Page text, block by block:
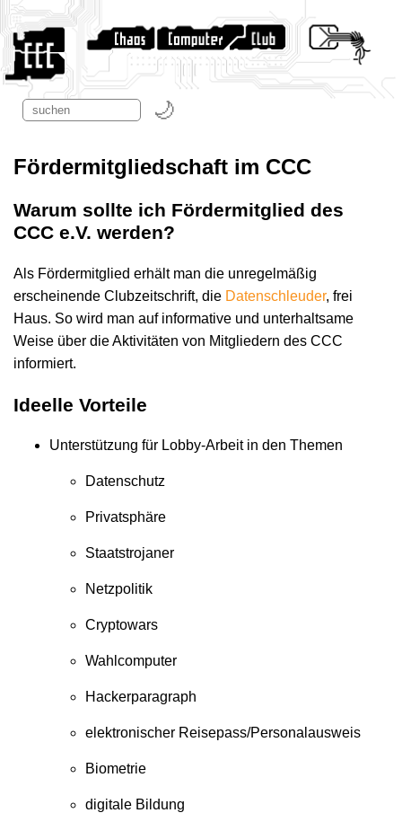
Fördermitgliedschaft im CCC
Warum sollte ich Fördermitglied des
CCC e.V. werden?
Als Fördermitglied erhält man die unregelmäßig
erscheinende Clubzeitschrift, die Datenschleuder, frei
Haus. So wird man auf informative und unterhaltsame
Weise über die Aktivitäten von Mitgliedern des CCC
informiert.
Ideelle Vorteile
Unterstützung für Lobby-Arbeit in den Themen
Datenschutz
Privatsphäre
Staatstrojaner
Netzpolitik
Cryptowars
Wahlcomputer
Hackerparagraph
elektronischer Reisepass/Personalausweis
Biometrie
digitale Bildung